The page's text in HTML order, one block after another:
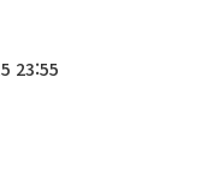
23:55